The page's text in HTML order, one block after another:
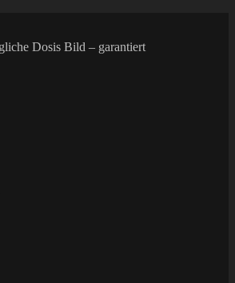
Dosis Bild – garantiert